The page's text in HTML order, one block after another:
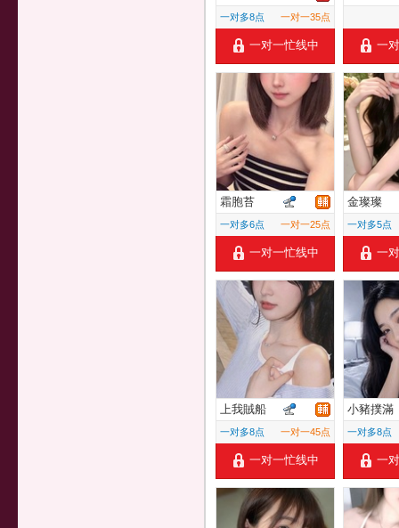
一对多8点 一对一35点
一对一忙线中 一
霜胞苔
一对多6点 一对一25点
一对一忙线中
金璨璨
一对多5点
一
上我賊船
一对多8点 一对一45点
一对一忙线中
小豬撲滿
一对多8点
一